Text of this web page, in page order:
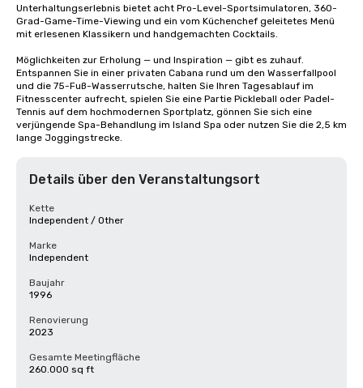
Unterhaltungserlebnis bietet acht Pro-Level-Sportsimulatoren, 360-
Grad-Game-Time-Viewing und ein vom Küchenchef geleitetes Menü
mit erlesenen Klassikern und handgemachten Cocktails.
Möglichkeiten zur Erholung — und Inspiration — gibt es zuhauf.
Entspannen Sie in einer privaten Cabana rund um den Wasserfallpool
und die 75-Fuß-Wasserrutsche, halten Sie Ihren Tagesablauf im
Fitnesscenter aufrecht, spielen Sie eine Partie Pickleball oder Padel-
Tennis auf dem hochmodernen Sportplatz, gönnen Sie sich eine
verjüngende Spa-Behandlung im Island Spa oder nutzen Sie die 2,5 km
lange Joggingstrecke.
Details über den Veranstaltungsort
Kette
Independent / Other
Marke
Independent
Baujahr
1996
Renovierung
2023
Gesamte Meetingfläche
260.000 sq ft